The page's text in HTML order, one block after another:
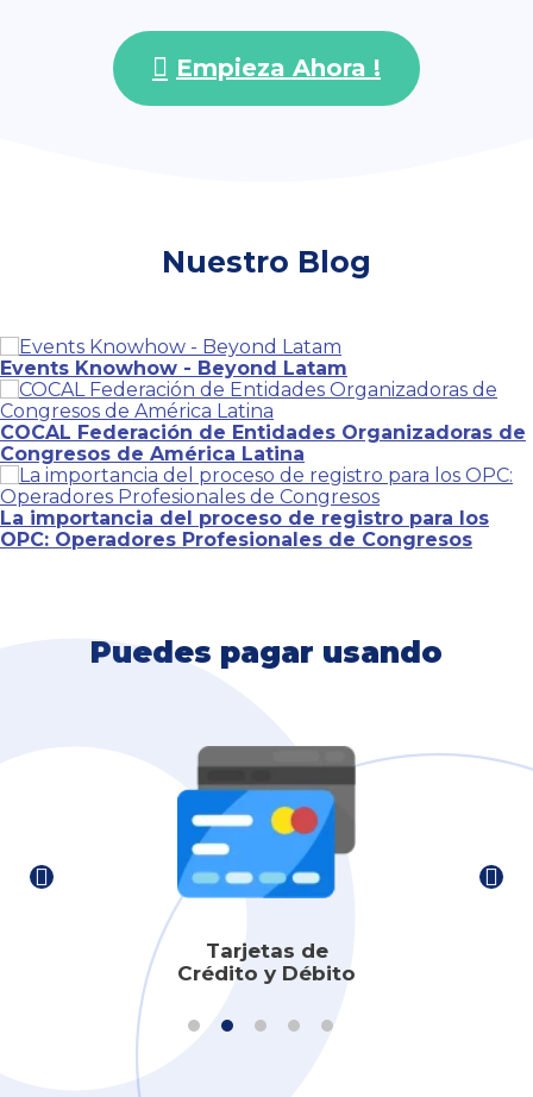
Empieza Ahora !
Nuestro Blog
Events Knowhow - Beyond Latam
COCAL Federación de Entidades Organizadoras de
Congresos de América Latina
La importancia del proceso de registro para los
OPC: Operadores Profesionales de Congresos
Puedes pagar usando
Tarjetas de
Crédito y Débito